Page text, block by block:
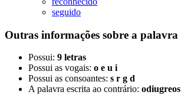
seguido
Outras informações sobre a palavra
Possui: 9 letras
Possui as vogais: o e u i
Possui as consoantes: s r g d
A palavra escrita ao contrário: odiugreos